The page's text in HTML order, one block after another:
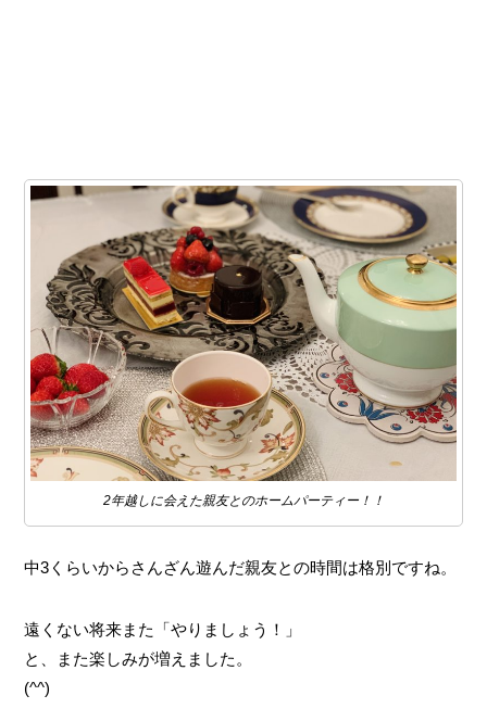
2年越しに会えた親友とのホームパーティー！！
中3くらいからさんざん遊んだ親友との時間は格別ですね。
遠くない将来また「やりましょう！」
と、また楽しみが増えました。
(^^)